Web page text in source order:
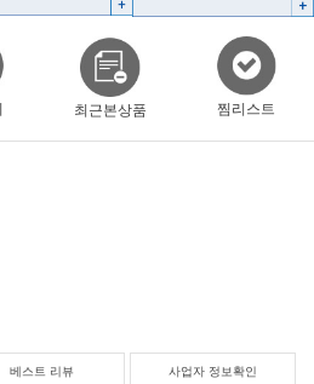
최근본상품 찜리스트
베스트 리뷰 사업자 정보확인